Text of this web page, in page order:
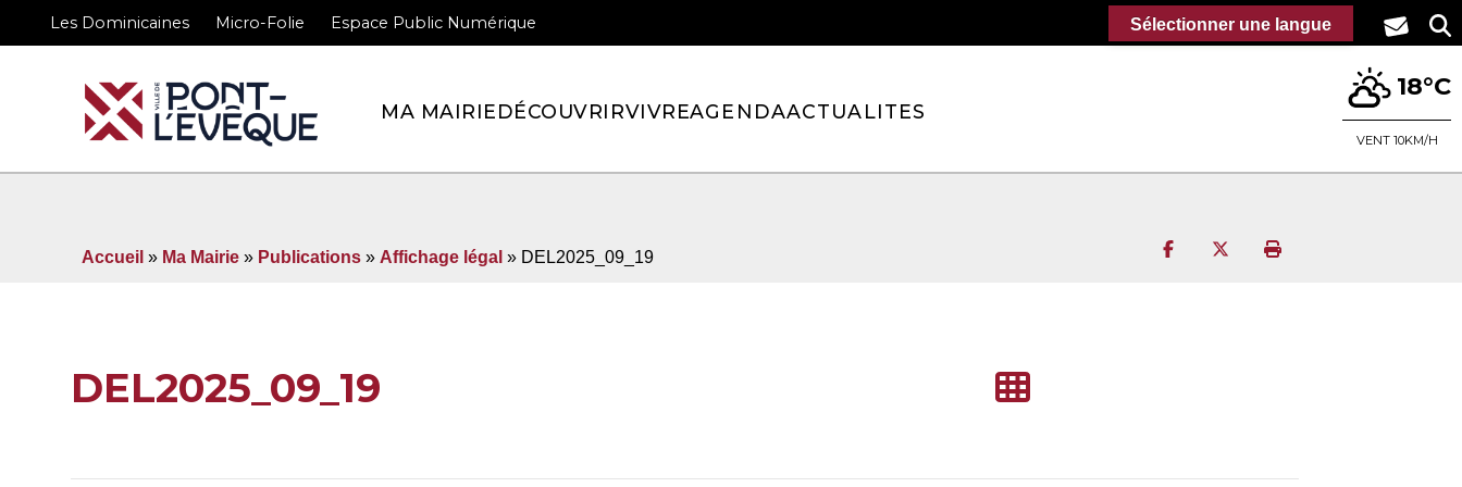
Les Dominicaines Micro-Folie Espace Public Numérique
MA MAIRIEDÉCOUVRIRVIVREAGENDAACTUALITES
18°C
VENT 10KM/H
Accueil » Ma Mairie » Publications » Affichage légal » DEL2025_09_19 Partager sur Facebook
Partager sur Twitter
Imprimer la page
DEL2025_09_19
Sélectionner une langue